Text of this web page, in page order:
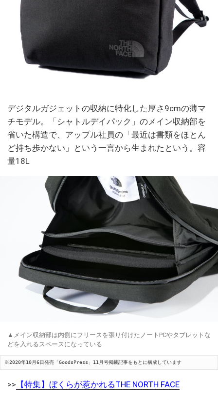
デジタルガジェットの収納に特化した厚さ9cmの薄マ
チモデル。「シャトルデイパック」のメイン収納部を
省いた構造で、アップル社員の「最近は書類をほとん
ど持ち歩かない」という一言から生まれたという。容
量18L
▲メイン収納部は内側にフリースを張り付けたノートPCやタブレットな
どを入れるスペースになっている
※2020年10月6日発売「GoodsPress」11月号掲載記事をもとに構成しています
>> 【特集】ぼくらが惹かれるTHE NORTH FACE